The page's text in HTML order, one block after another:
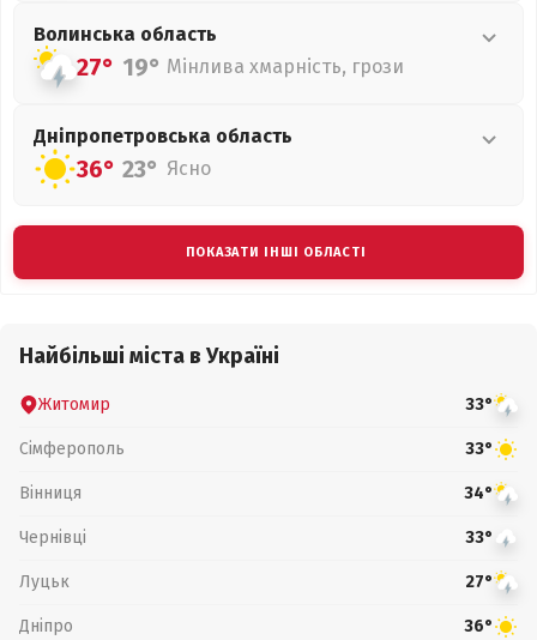
Волинська область
27° 19° Мінлива хмарність, грози
Дніпропетровська область
36° 23° Ясно
ПОКАЗАТИ ІНШІ ОБЛАСТІ
Найбільші міста в Україні
Житомир 33°
Сімферополь 33°
Вінниця 34°
Чернівці 33°
Луцьк 27°
Дніпро 36°